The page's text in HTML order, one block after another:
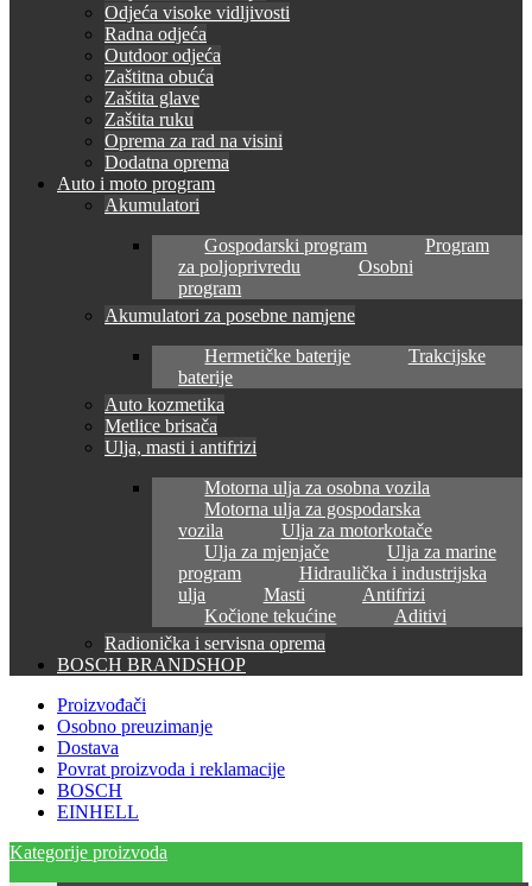
Odjeća visoke vidljivosti
Radna odjeća
Outdoor odjeća
Zaštitna obuća
Zaštita glave
Zaštita ruku
Oprema za rad na visini
Dodatna oprema
Auto i moto program
Akumulatori
Gospodarski program
Program
za poljoprivredu
Osobni
program
Akumulatori za posebne namjene
Hermetičke baterije
Trakcijske
baterije
Auto kozmetika
Metlice brisača
Ulja, masti i antifrizi
Motorna ulja za osobna vozila
Motorna ulja za gospodarska
vozila
Ulja za motorkotače
Ulja za mjenjače
Ulja za marine
program
Hidraulička i industrijska
ulja
Masti
Antifrizi
Kočione tekućine
Aditivi
Radionička i servisna oprema
BOSCH BRANDSHOP
Proizvođači
Osobno preuzimanje
Dostava
Povrat proizvoda i reklamacije
BOSCH
EINHELL
Kategorije proizvoda